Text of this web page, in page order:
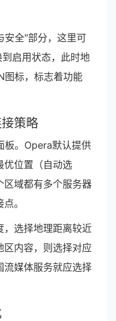
全"部分，这里可
启用状态，此时地
图标，标志着功能
策略
板。Opera默认提供
优位置（自动选
区域都有多个服务器
。
，选择地理距离较近
区内容，则选择对应
流媒体服务就应选择